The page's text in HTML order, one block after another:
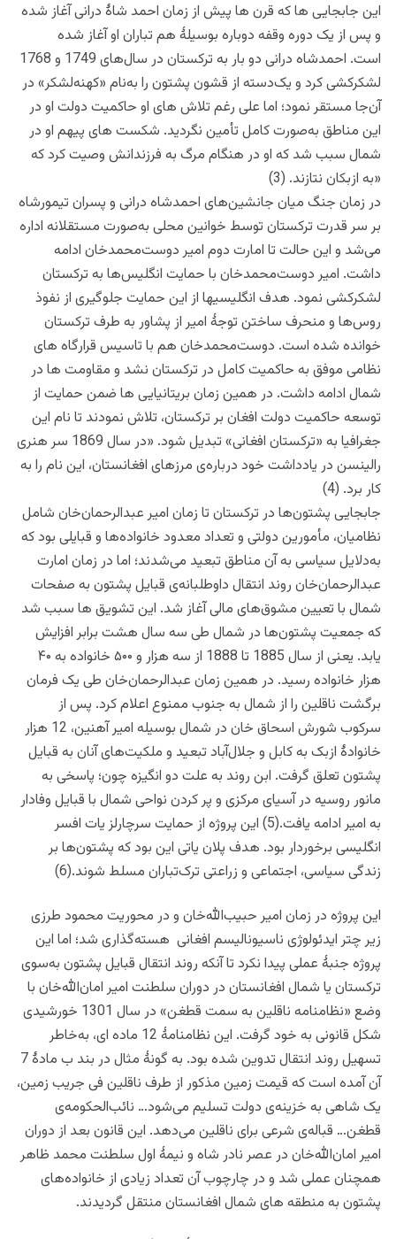
این جابجایی ها که قرن ها پیش از زمان احمد شاۀ درانی آغاز شده
و پس از یک دوره وقفه دوباره بوسیلۀ هم تباران او آغاز شده
است. احمدشاه درانی دو بار به ترکستان در سال‌های 1749 و 1768
لشکرکشی کرد و یک‌دسته از قشون پشتون را به‌نام «کهنه‌لشکر» در
آن‌جا مستقر نمود؛ اما علی رغم تلاش های او حاکمیت دولت او در
این مناطق به‌صورت کامل تأمین نگردید. شکست های پیهم او در
شمال سبب شد که او در هنگام مرگ به فرزندانش وصیت کرد که
«به ازبکان نتازند. (3)
در زمان جنگ میان جانشین‌های احمدشاه درانی و پسران تیمورشاه
بر سر قدرت ترکستان توسط خوانین محلی به‌صورت مستقلانه اداره
می‌شد و این حالت تا امارت دوم امیر دوست‌محمدخان ادامه
داشت. امیر دوست‌محمدخان با حمایت انگلیس‌ها به ترکستان
لشکرکشی نمود. هدف انگلیسیها از این حمایت جلوگیری از نفوذ
روس‌ها و منحرف ساختن توجۀ امیر از پشاور به طرف ترکستان
خوانده شده است. دوست‌محمدخان هم با تاسیس قرارگاه های
نظامی موفق به حاکمیت کامل در ترکستان نشد و مقاومت ها در
شمال ادامه داشت. در همین زمان بریتانیایی ها ضمن حمایت از
توسعه حاکمیت دولت افغان بر ترکستان، تلاش نمودند تا نام این
جغرافیا به «ترکستان افغانی» تبدیل شود. «در سال 1869 سر هنری
رالینسن در یادداشت خود درباره‌ی مرزهای افغانستان، این نام را به
کار برد. (4)
جابجایی پشتون‌ها در ترکستان تا زمان امیر عبدالرحمان‌خان شامل
نظامیان، مأمورین دولتی و تعداد معدود خانواده‌ها و قبایلی بود که
به‌دلایل سیاسی به آن مناطق تبعید می‌شدند؛ اما در زمان امارت
عبدالرحمان‌خان روند انتقال داوطلبانه‌ی قبایل پشتون به صفحات
شمال با تعیین مشوق‌های مالی آغاز شد. این تشویق ها سبب شد
که جمعیت پشتون‌ها در شمال طی سه سال هشت برابر افزایش
یابد. یعنی از سال 1885 تا 1888 از سه هزار و ۵۰۰ خانواده به ۴۰
هزار خانواده رسید. در همین زمان عبدالرحمان‌خان طی یک فرمان
برگشت ناقلین را از شمال به جنوب ممنوع اعلام کرد. پس از
سرکوب شورش اسحاق خان در شمال بوسیله امیر آهنین، 12 هزار
خانوادۀ ازبک به کابل و جلال‌آباد تبعید و ملکیت‌های آنان به قبایل
پشتون تعلق گرفت. ابن روند به علت دو انگیزه چون؛ پاسخی به
مانور روسیه در آسیای مرکزی و پر کردن نواحی شمال با قبایل وفادار
به امیر ادامه یافت.(5) این پروژه از حمایت سرچارلز یات افسر
انگلیسی برخوردار بود. هدف پلان یاتی این بود که پشتون‌ها بر
زندگی سیاسی، اجتماعی و زراعتی ترک‌تباران مسلط شوند.(6)
این پروژه در زمان امیر حبیب‌الله‌خان و در محوریت محمود طرزی
زیر چتر ایدئولوژی ناسیونالیسم افغانی هسته‌گذاری شد؛ اما این
پروژه جنبۀ عملی پیدا نکرد تا آنکه روند انتقال قبایل پشتون به‌سوی
ترکستان یا شمال افغانستان در دوران سلطنت امیر امان‌الله‌خان با
وضع «نظامنامه ناقلین به سمت قطغن» در سال 1301 خورشیدی
شکل قانونی به ‌خود گرفت. این نظامنامۀ 12 ماده ای، به‌خاطر
تسهیل روند انتقال تدوین شده بود. به گونۀ مثال در بند ب مادۀ 7
آن آمده است که قیمت زمین مذکور از طرف ناقلین فی جریب زمین،
یک شاهی به خزینه‌ی دولت تسلیم می‌شود… نائب‌الحکومه‌ی
قطغن… قباله‌ی شرعی برای ناقلین می‌دهد. این قانون بعد از دوران
امیر امان‌الله‌خان در عصر نادر شاه و نیمۀ اول سلطنت محمد ظاهر
همچنان عملی شد و در چارچوب آن تعداد زیادی از خانواده‌های
پشتون به منطقه های شمال افغانستان منتقل گردیدند.